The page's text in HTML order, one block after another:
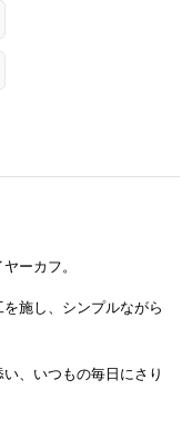
ーカフ。
施し、シンプルながら
、いつもの毎日にさり